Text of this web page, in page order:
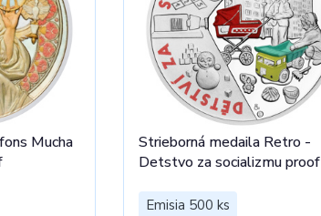
Mucha
Strieborná medaila Retro -
Detstvo za socializmu proof
Emisia 500 ks